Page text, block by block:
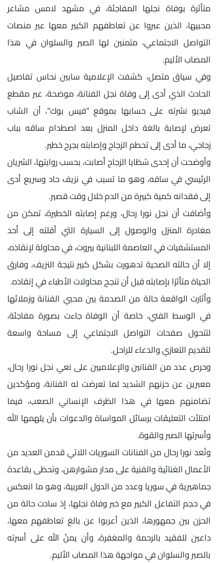
متأثرة بوفاة نجلها المفاجئة، في مشهد لامس مشاعر
محبيها، الذين عبروا عن تعاطفهم الكبير معها عبر منصات
التواصل الاجتماعي، متمنين لها الصبر والسلوان في هذا
المصاب الأليم.
وفي سياق متصل، كشفت الإعلامية سابين نحاس تفاصيل
الحادث الذي أدى إلى وفاة نجل الفنانة، موضحة، عبر مقطع
فيديو نشرته على حسابها بموقع "فيس بوك"، أن الشاب
تعرض لإصابة بالغة داخل المنزل بعد اصطدام ساقه بباب
زجاجي، ما أدى إلى تحطم الزجاج وإصابته بجرح خطير.
وأوضحت أن إحدى شظايا الزجاج أصابت، بحسب روايتها، الشريان
الرئيسي في ساقه، وهو ما تسبب في نزيف حاد وسريع أدى
إلى فقدانه كمية كبيرة من الدم خلال وقت قصير.
وأضافت أن نجل نورا رحال، ورغم إصابته الخطيرة، تمكن من
مغادرة المنزل والوصول إلى السيارة التي أقلته إلى أحد
المستشفيات في العاصمة اللبنانية بيروت، في محاولة لإنقاذه،
إلا أن حالته الصحية تدهورت بشكل كبير نتيجة النزيف، وفارق
الحياة متأثرًا بإصابته قبل أن تنجح محاولات الأطباء في إنقاذه.
وأثارت الواقعة حالة من الصدمة بين محبي الفنانة وزملائها
في الوسط الفني، خاصة أن الوفاة جاءت بصورة مفاجئة،
لتتحول صفحات التواصل الاجتماعي إلى مساحة واسعة
لتقديم التعازي والدعاء للراحل.
وحرص عدد من الفنانين والإعلاميين على نعي نجل نورا رحال،
معبرين عن حزنهم الشديد لما تعرضت له الفنانة، ومؤكدين
تضامنهم معها في هذا الظرف الإنساني الصعب، فيما
امتلأت التعليقات برسائل المواساة والدعوات بأن يلهمها الله
وأسرتها الصبر والقوة.
وتُعد نورا رحال من الفنانات السوريات اللاتي قدمن العديد من
الأعمال الغنائية والفنية على مدار مشوارهن، وتحظى بقاعدة
جماهيرية في سوريا وعدد من الدول العربية، وهو ما انعكس
في حجم التفاعل الكبير مع خبر وفاة نجلها، إذ سادت حالة من
الحزن بين جمهورها، الذين أعربوا عن بالغ تعاطفهم معها،
داعين للفقيد بالرحمة والمغفرة، وأن يمنّ الله على أسرته
بالصبر والسلوان في مواجهة هذا المصاب الأليم.